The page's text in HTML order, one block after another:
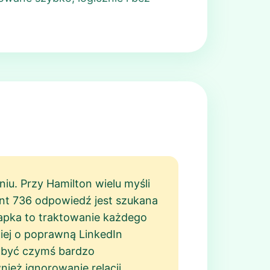
Przy Hamilton wielu myśli
736 odpowiedź jest szukana
to traktowanie każdego
o poprawną LinkedIn
czymś bardzo